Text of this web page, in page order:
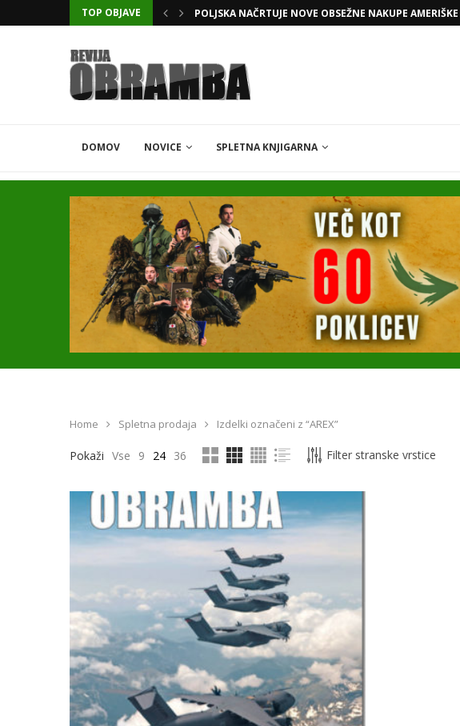
TOP OBJAVE POLJSKA NAČRTUJE NOVE OBSEŽNE NAKUPE
DOMOV NOVICE SPLETNA KNJIGARNA
Home Spletna prodaja Izdelki označeni z “AREX”
Pokaži Vse 9 24 36 Filter stranske vrstice